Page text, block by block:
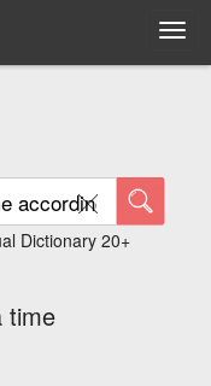
Dictionary 20+
time